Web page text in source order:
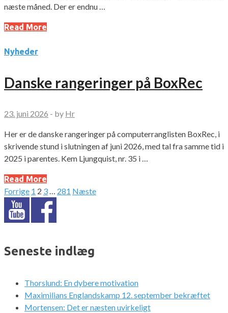
næste måned. Der er endnu …
Read More
Nyheder
Danske rangeringer på BoxRec
23. juni 2026 - by Hr
Her er de danske rangeringer på computerranglisten BoxRec, i
skrivende stund i slutningen af juni 2026, med tal fra samme tid i
2025 i parentes. Kem Ljungquist, nr. 35 i …
Read More
Indlægsinddeling
Forrige 1 2 3 … 281 Næste
Seneste indlæg
Thorslund: En dybere motivation
Maximilians Englandskamp 12. september bekræftet
Mortensen: Det er næsten uvirkeligt